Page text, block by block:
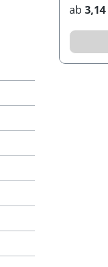
ab